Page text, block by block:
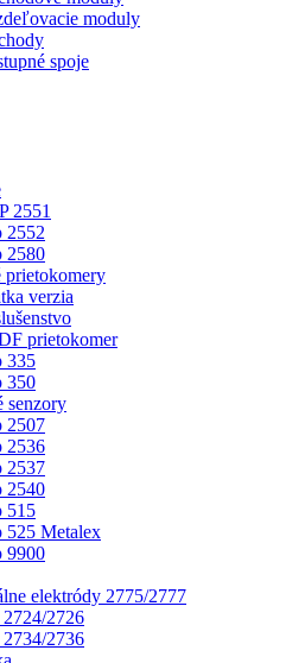
moduly
spoje
2551
2552
2580
prietokomery
verzia
prietokomer
335
350
2507
2536
2537
2540
515
525 Metalex
9900
elektródy 2775/2777
2726
2736